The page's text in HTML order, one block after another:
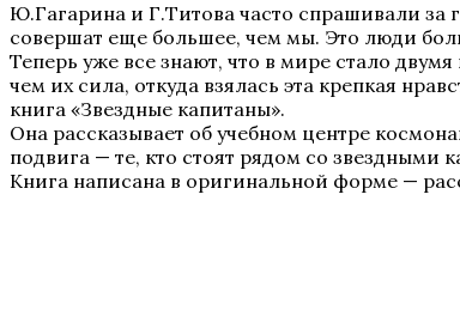
Ю.Гагарина и Г.Титова часто спрашивали за
совершат еще большее, чем мы. Это люди
Теперь уже все знают, что в мире стало
чем их сила, откуда взялась эта крепкая
книга «Звездные капитаны».
Она рассказывает об учебном центре
подвига — те, кто стоят рядом со звездными
Книга написана в оригинальной форме —